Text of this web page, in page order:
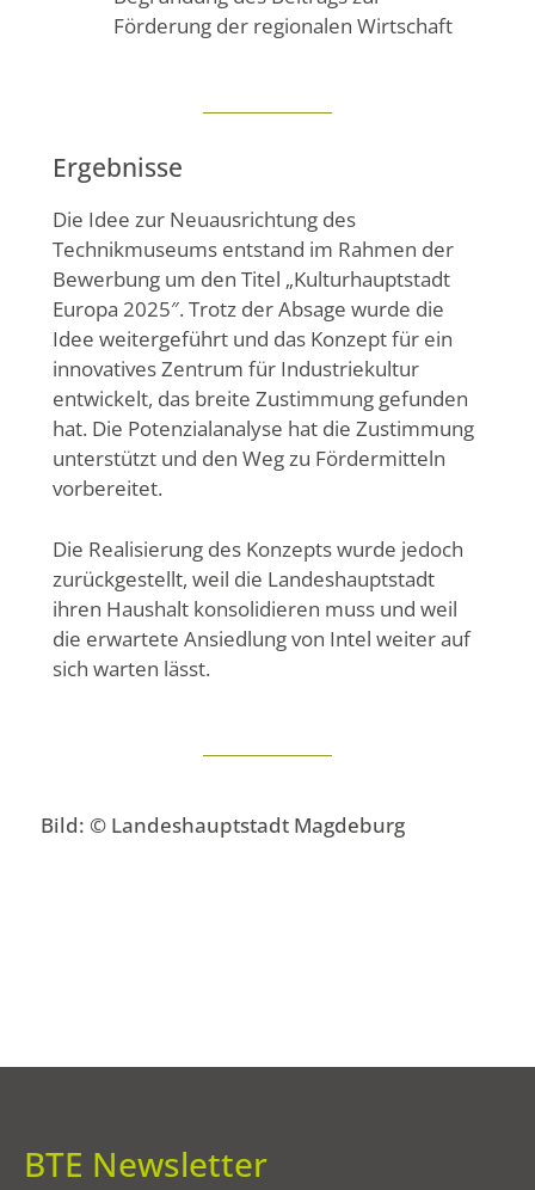
Förderung der regionalen Wirtschaft
Ergebnisse
Die Idee zur Neuausrichtung des
Technikmuseums entstand im Rahmen der
Bewerbung um den Titel „Kulturhauptstadt
Europa 2025″. Trotz der Absage wurde die
Idee weitergeführt und das Konzept für ein
innovatives Zentrum für Industriekultur
entwickelt, das breite Zustimmung gefunden
hat. Die Potenzialanalyse hat die Zustimmung
unterstützt und den Weg zu Fördermitteln
vorbereitet.
Die Realisierung des Konzepts wurde jedoch
zurückgestellt, weil die Landeshauptstadt
ihren Haushalt konsolidieren muss und weil
die erwartete Ansiedlung von Intel weiter auf
sich warten lässt.
Bild: © Landeshauptstadt Magdeburg
BTE Newsletter